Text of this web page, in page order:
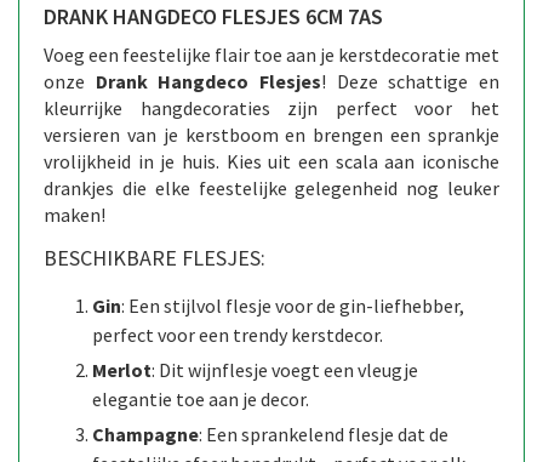
DRANK HANGDECO FLESJES 6CM 7AS
Voeg een feestelijke flair toe aan je kerstdecoratie met
onze Drank Hangdeco Flesjes! Deze schattige en
kleurrijke hangdecoraties zijn perfect voor het
versieren van je kerstboom en brengen een sprankje
vrolijkheid in je huis. Kies uit een scala aan iconische
drankjes die elke feestelijke gelegenheid nog leuker
maken!
BESCHIKBARE FLESJES:
Gin: Een stijlvol flesje voor de gin-liefhebber,
perfect voor een trendy kerstdecor.
Merlot: Dit wijnflesje voegt een vleugje
elegantie toe aan je decor.
Champagne: Een sprankelend flesje dat de